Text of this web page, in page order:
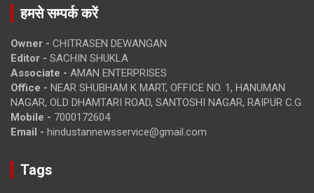
हमसे सम्पर्क करें
Owner - CHITRASEN DEWANGAN
Editor - SACHIN SHUKLA
Associate - AMAN ENTERPRISES
Office - NEAR SHUBHAM K MART, OFFICE NO. 1, HANUMAN
NAGAR, OLD DHAMTARI ROAD, SANTOSHI NAGAR, RAIPUR C.G.
Mobile - 7000172604
Email - hindustannewsservice@gmail.com
Tags